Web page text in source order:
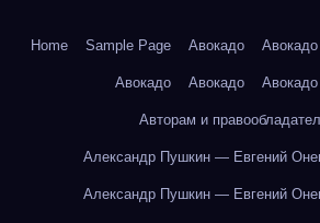
Home Sample Page Авокадо Авокадо
Авокадо Авокадо Авокадо
Авторам и
Александр Пушкин — Евгений
Александр Пушкин — Евгений